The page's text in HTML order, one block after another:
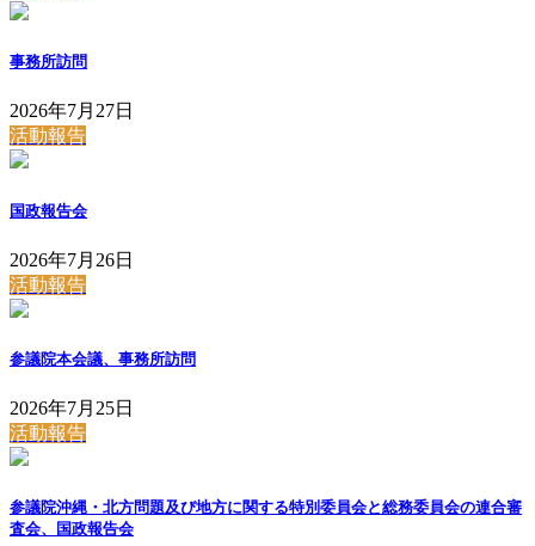
事務所訪問
2026年7月27日
活動報告
国政報告会
2026年7月26日
活動報告
参議院本会議、事務所訪問
2026年7月25日
活動報告
参議院沖縄・北方問題及び地方に関する特別委員会と総務委員会の連合審
査会、国政報告会